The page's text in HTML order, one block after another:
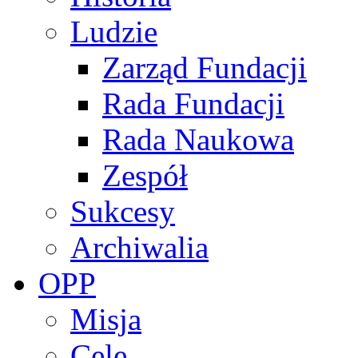
Ludzie
Zarząd Fundacji
Rada Fundacji
Rada Naukowa
Zespół
Sukcesy
Archiwalia
OPP
Misja